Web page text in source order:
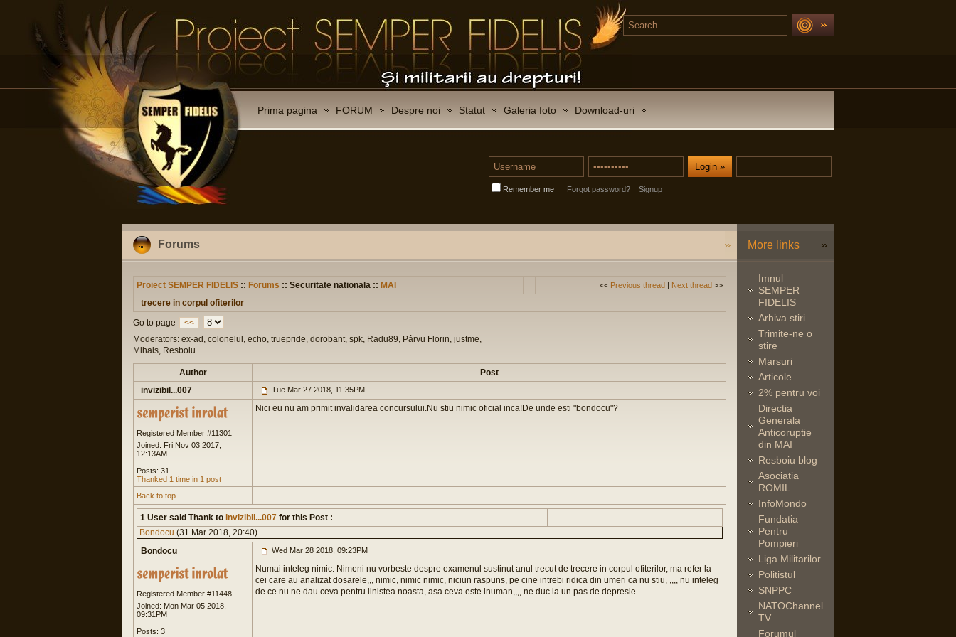
Prima pagina FORUM Despre noi Statut Galeria foto Download-uri
Remember me Forgot password? Signup
Forums
Proiect SEMPER FIDELIS :: Forums :: Securitate nationala :: MAI << Previous thread | Next thread >>
trecere in corpul ofiterilor
Go to page
<<
Moderators: ex-ad, colonelul, echo, truepride, dorobant, spk, Radu89, Pârvu Florin, justme,
Mihais, Resboiu
Author
Post
invizibil...007
Tue Mar 27 2018, 11:35PM
Registered Member #11301
Joined: Fri Nov 03 2017,
12:13AM
Posts: 31
Thanked 1 time in 1 post
Nici eu nu am primit invalidarea concursului.Nu stiu nimic oficial inca!De unde esti "bondocu"?
Back to top
1 User said Thank to invizibil...007 for this Post :
Bondocu (31 Mar 2018, 20:40)
Bondocu
Wed Mar 28 2018, 09:23PM
Registered Member #11448
Joined: Mon Mar 05 2018,
09:31PM
Posts: 3
Numai inteleg nimic. Nimeni nu vorbeste despre examenul sustinut anul trecut de trecere in corpul ofiterilor, ma refer la
cei care au analizat dosarele,,, nimic, nimic nimic, niciun raspuns, pe cine intrebi ridica din umeri ca nu stiu, ,,,, nu inteleg
de ce nu ne dau ceva pentru linistea noasta, asa ceva este inuman,,,, ne duc la un pas de depresie.
More links
Imnul
SEMPER
FIDELIS
Arhiva stiri
Trimite-ne o
stire
Marsuri
Articole
2% pentru voi
Directia
Generala
Anticoruptie
din MAI
Resboiu blog
Asociatia
ROMIL
InfoMondo
Fundatia
Pentru
Pompieri
Liga Militarilor
Politistul
SNPPC
NATOChannel
TV
Forumul